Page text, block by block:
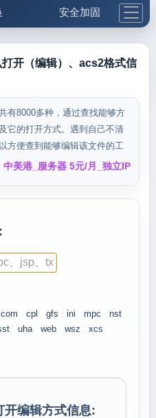
安全加固
更多工具
开（编辑）、acs2格式信
有8000多种，通过查找能够方
它的打开方式。遇到自己不清
方便查到能够编辑该文件的工
中美港_服务器 5元/月_独立IP
com cpl gfs ini mpc
nst
uha web wsz xcs
开编辑方式信息: